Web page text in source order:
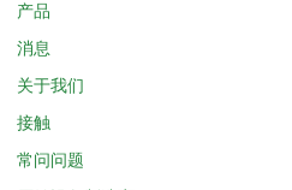
产品
消息
关于我们
接触
常问问题